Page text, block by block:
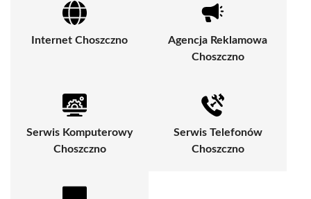
Internet Choszczno
Agencja Reklamowa
Choszczno
Serwis Komputerowy
Choszczno
Serwis Telefonów
Choszczno